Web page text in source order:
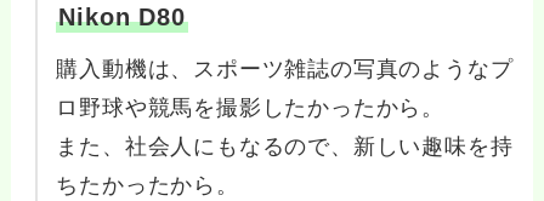
Nikon D80
購入動機は、スポーツ雑誌の写真のようなプ
ロ野球や競馬を撮影したかったから。
また、社会人にもなるので、新しい趣味を持
ちたかったから。